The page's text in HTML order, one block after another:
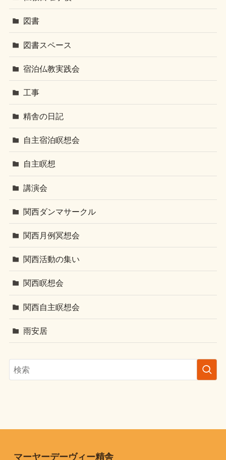
図書
図書スペース
宿泊仏教実践会
工事
精舎の日記
自主宿泊瞑想会
自主瞑想
講演会
関西ダンマサークル
関西月例冥想会
関西活動の集い
関西瞑想会
関西自主瞑想会
雨安居
マーヤーデーヴィー精舎